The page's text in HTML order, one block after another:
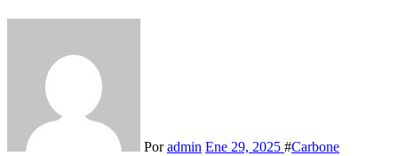
Poradmin Ene 29, 2025 #Carbone